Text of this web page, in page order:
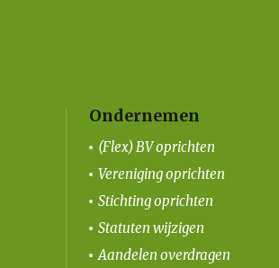
Ondernemen
(Flex) BV oprichten
Vereniging oprichten
Stichting oprichten
Statuten wijzigen
Aandelen overdragen